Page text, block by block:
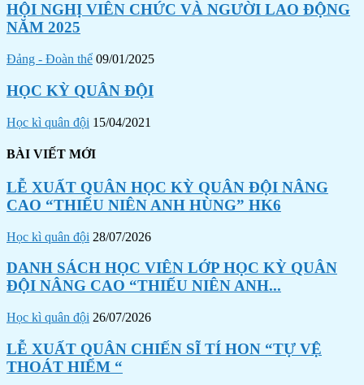
HỘI NGHỊ VIÊN CHỨC VÀ NGƯỜI LAO ĐỘNG
NĂM 2025
Đảng - Đoàn thể 09/01/2025
HỌC KỲ QUÂN ĐỘI
Học kì quân đội 15/04/2021
BÀI VIẾT MỚI
LỄ XUẤT QUÂN HỌC KỲ QUÂN ĐỘI NÂNG
CAO “THIẾU NIÊN ANH HÙNG” HK6
Học kì quân đội 28/07/2026
DANH SÁCH HỌC VIÊN LỚP HỌC KỲ QUÂN
ĐỘI NÂNG CAO “THIẾU NIÊN ANH...
Học kì quân đội 26/07/2026
LỄ XUẤT QUÂN CHIẾN SĨ TÍ HON “TỰ VỆ
THOÁT HIỂM “